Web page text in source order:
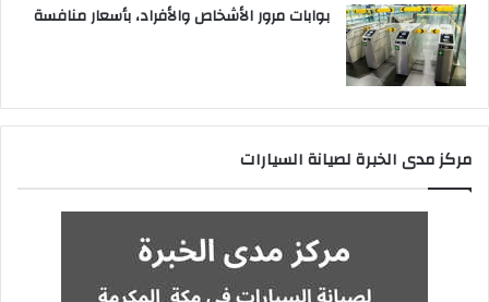
بوابات مرور الأشخاص والأفراد، بأسعار منافسة
مركز مدى الخبرة لصيانة السيارات